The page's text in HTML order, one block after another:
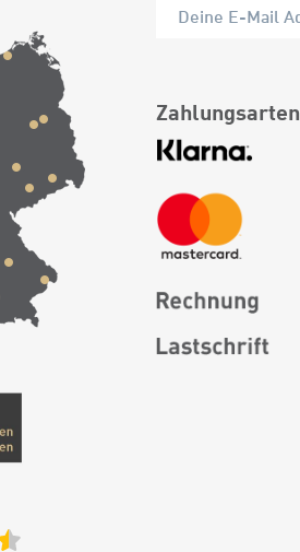
Zahlungsarten